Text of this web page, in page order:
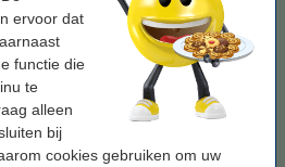
ervoor dat
functie die
te
alleen
bij
cookies gebruiken om uw
multipack
specificaties en omschrijving
ml € 0,36